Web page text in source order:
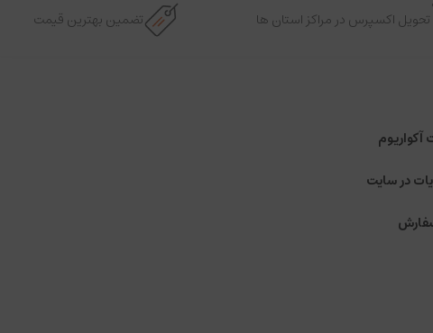
تحویل اکسپرس در مراکز استان ها تضمین بهترین قیمت
در سایت